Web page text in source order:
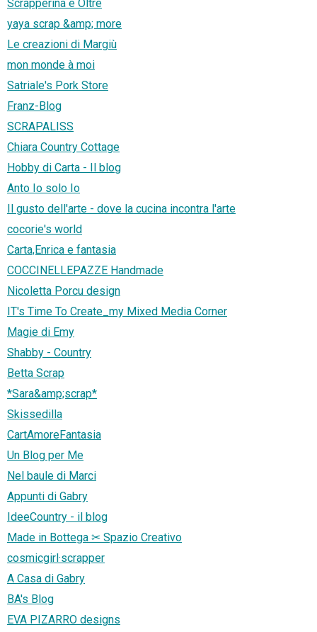
Scrapperina e Oltre
yaya scrap &amp; more
Le creazioni di Margiù
mon monde à moi
Satriale's Pork Store
Franz-Blog
SCRAPALISS
Chiara Country Cottage
Hobby di Carta - Il blog
Anto Io solo Io
Il gusto dell'arte - dove la cucina incontra l'arte
cocorie's world
Carta,Enrica e fantasia
COCCINELLEPAZZE Handmade
Nicoletta Porcu design
IT's Time To Create_my Mixed Media Corner
Magie di Emy
Shabby - Country
Betta Scrap
*Sara&amp;scrap*
Skissedilla
CartAmoreFantasia
Un Blog per Me
Nel baule di Marci
Appunti di Gabry
IdeeCountry - il blog
Made in Bottega ✂︎ Spazio Creativo
cosmicgirl·scrapper
A Casa di Gabry
BA's Blog
EVA PIZARRO designs